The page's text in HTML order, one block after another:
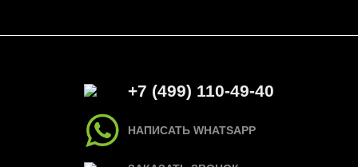
+7 (499) 110-49-40
НАПИСАТЬ WHATSAPP